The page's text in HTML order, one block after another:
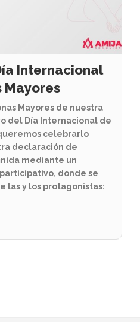
Internacional
Mayores
Mayores de nuestra
del Día Internacional de
celebrarlo
declaración de
mediante un
donde se
las y los protagonistas: